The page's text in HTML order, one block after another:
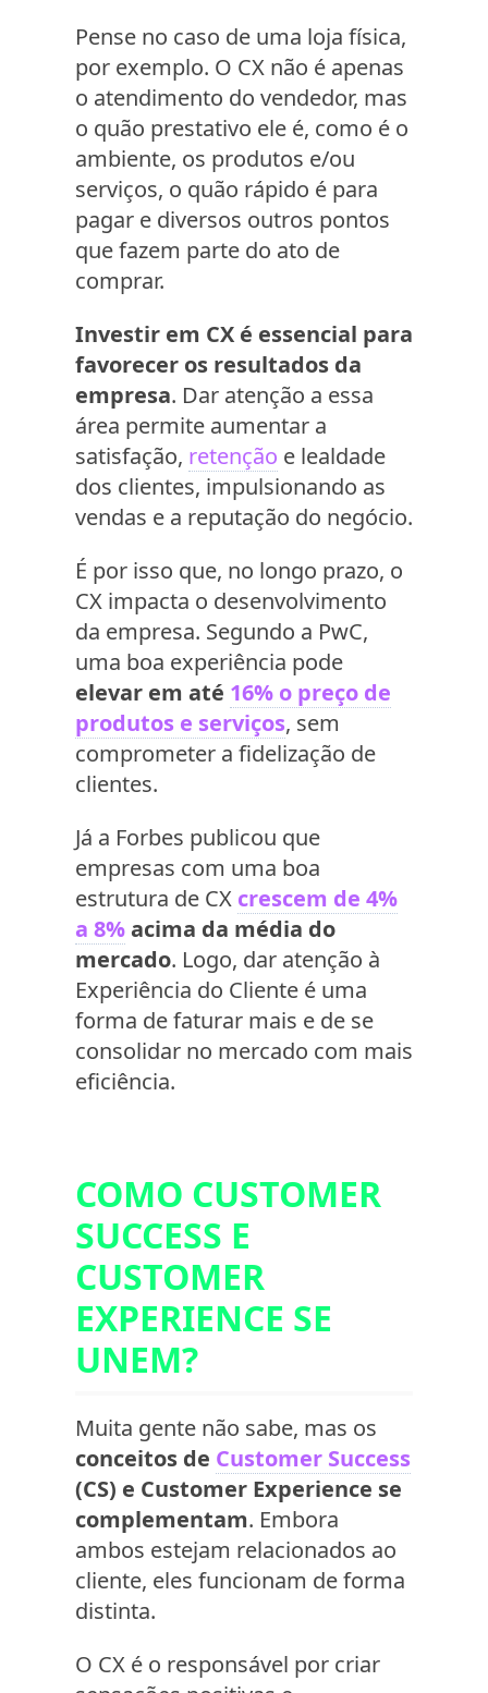
Pense no caso de uma loja física,
por exemplo. O CX não é apenas
o atendimento do vendedor, mas
o quão prestativo ele é, como é o
ambiente, os produtos e/ou
serviços, o quão rápido é para
pagar e diversos outros pontos
que fazem parte do ato de
comprar.
Investir em CX é essencial para
favorecer os resultados da
empresa. Dar atenção a essa
área permite aumentar a
satisfação, retenção e lealdade
dos clientes, impulsionando as
vendas e a reputação do negócio.
É por isso que, no longo prazo, o
CX impacta o desenvolvimento
da empresa. Segundo a PwC,
uma boa experiência pode
elevar em até 16% o preço de
produtos e serviços, sem
comprometer a fidelização de
clientes.
Já a Forbes publicou que
empresas com uma boa
estrutura de CX crescem de 4%
a 8%acima da média do
mercado. Logo, dar atenção à
Experiência do Cliente é uma
forma de faturar mais e de se
consolidar no mercado com mais
eficiência.
COMO CUSTOMER
SUCCESS E
CUSTOMER
EXPERIENCE SE
UNEM?
Muita gente não sabe, mas os
conceitos de Customer Success
(CS) e Customer Experience se
complementam. Embora
ambos estejam relacionados ao
cliente, eles funcionam de forma
distinta.
O CX é o responsável por criar